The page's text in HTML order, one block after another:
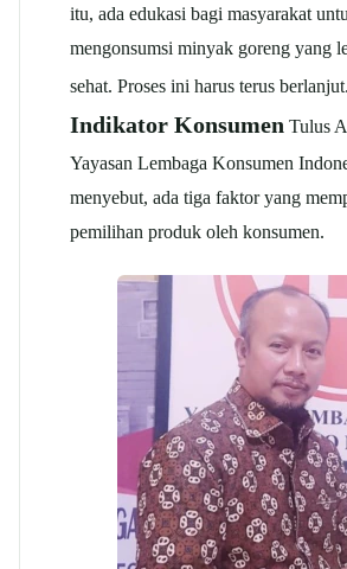
itu, ada edukasi bagi masyarakat
mengonsumsi minyak goreng yang
sehat. Proses ini harus terus berlanjut.
Indikator Konsumen Tulus
Yayasan Lembaga Konsumen
menyebut, ada tiga faktor yang
pemilihan produk oleh konsumen.